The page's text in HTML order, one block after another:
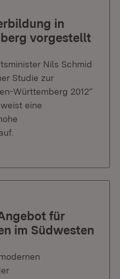
in
vorgestellt
Nils Schmid
Studie zur
Württemberg 2012“
eine
für
im Südwesten